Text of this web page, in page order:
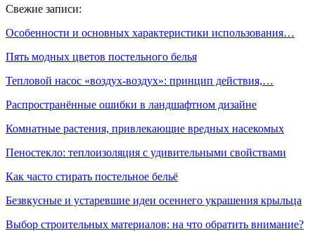
Свежие записи:
Особенности и основных характеристики использования…
Пять модных цветов постельного белья
Тепловой насос «воздух-воздух»: принцип действия,…
Распространённые ошибки в ландшафтном дизайне
Комнатные растения, привлекающие вредных насекомых
Пеностекло: теплоизоляция с удивительными свойствами
Как часто стирать постельное бельё
Безвкусные и устаревшие идеи осеннего украшения крыльца
Выбор строительных материалов: на что обратить внимание?